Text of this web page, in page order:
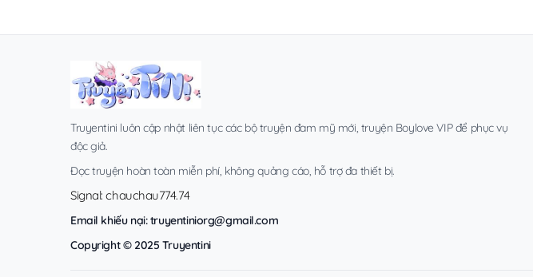
Truyentini luôn cập nhật liên tục các bộ truyện đam mỹ mới, truyện Boylove VIP để phục vụ
độc giả.
Đọc truyện hoàn toàn miễn phí, không quảng cáo, hỗ trợ đa thiết bị.
Signal: chauchau774.74
Email khiếu nại:truyentiniorg@gmail.com
Copyright © 2025 Truyentini